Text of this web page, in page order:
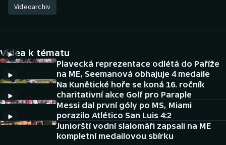
Tenis
Atletika
Cyklistika
DALŠÍ SPORTY
Americký fotbal
Baseball a softbal
NEPŘEHLÉDNĚTE
Soutěže
Videoarchiv
Videa k tématu
Plavecká reprezentace odlétá do Paříže
na ME, Seemanová obhajuje 4 medaile
Na Kunětické hoře se koná 16. ročník
charitativní akce Golf pro Paraple
Messi dal první góly po MS, Miami
porazilo Atlético San Luis 4:2
Juniorští vodní slalomáři zapsali na ME
kompletní medailovou sbírku